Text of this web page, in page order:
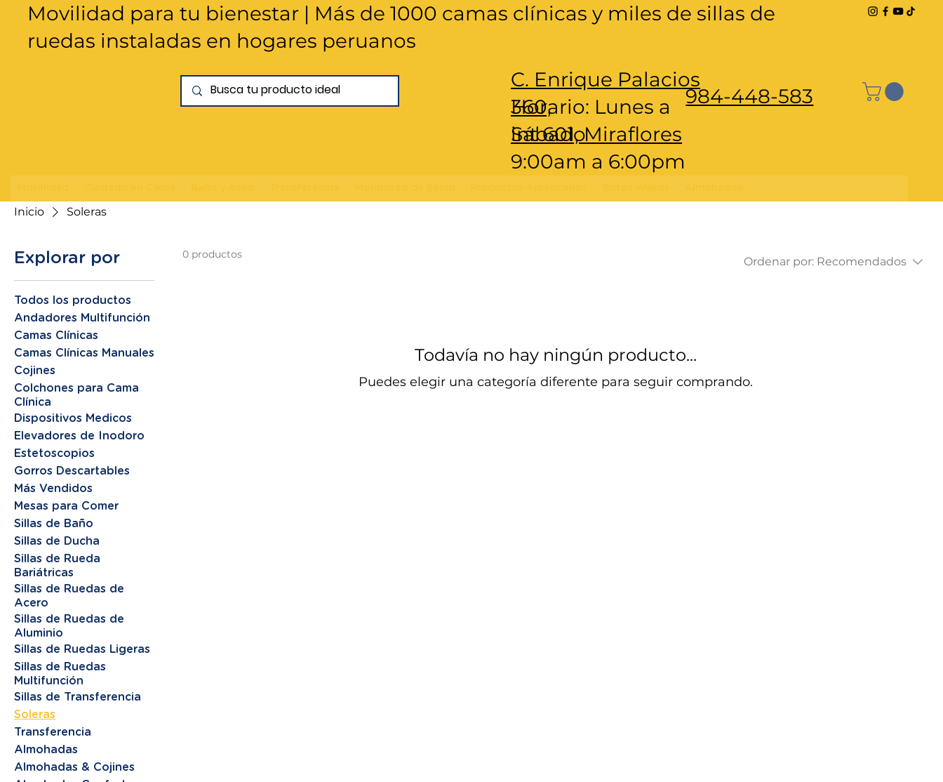
Movilidad para tu bienestar | ​Más de 1000 camas clínicas y miles de sillas de
ruedas instaladas en hogares peruanos
C. Enrique Palacios
360,
int 601, Miraflores
Horario: Lunes a
Sábado
9:00am a 6:00pm
984-448-583
Inicio Soleras
Explorar por
Todos los productos
Andadores Multifunción
Camas Clínicas
Camas Clínicas Manuales
Cojines
Colchones para Cama
Clínica
Dispositivos Medicos
Elevadores de Inodoro
Estetoscopios
Gorros Descartables
Más Vendidos
Mesas para Comer
Sillas de Baño
Sillas de Ducha
Sillas de Rueda
Bariátricas
Sillas de Ruedas de
Acero
Sillas de Ruedas de
Aluminio
Sillas de Ruedas Ligeras
Sillas de Ruedas
Multifunción
Sillas de Transferencia
Soleras
Transferencia
Almohadas
Almohadas & Cojines
0 productos
Ordenar por: Recomendados
Todavía no hay ningún producto...
Puedes elegir una categoría diferente para seguir comprando.